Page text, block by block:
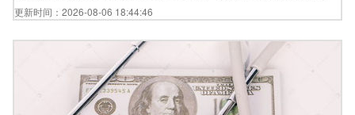
更新时间：2026-08-06 18:44:46